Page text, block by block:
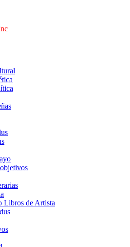
Libros de Artista